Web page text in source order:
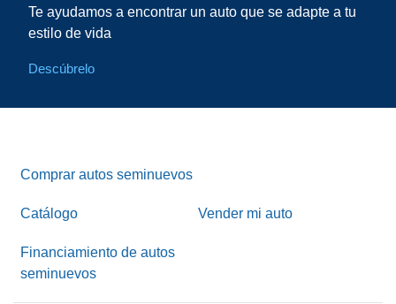
Te ayudamos a encontrar un auto que se adapte a tu
estilo de vida
Descúbrelo
Comprar autos seminuevos
Catálogo Vender mi auto
Financiamiento de autos
seminuevos